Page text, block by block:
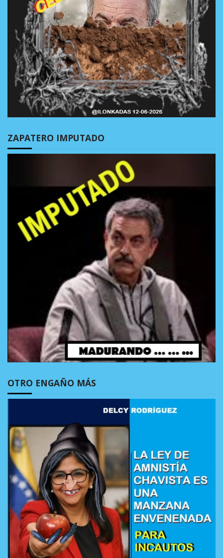
ZAPATERO IMPUTADO
OTRO ENGAÑO MÁS